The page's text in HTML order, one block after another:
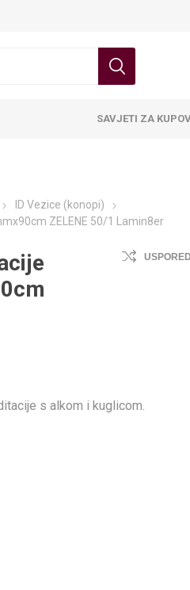
SAVJETI ZA
ID Vezice (konopi)
ZELENE 50/1 Lamin8er
s alkom i kuglicom.